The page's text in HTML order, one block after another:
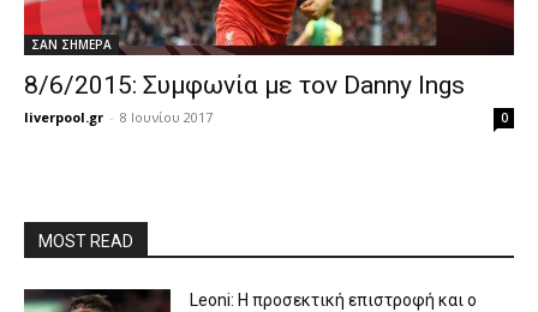
ΣΑΝ ΣΗΜΕΡΑ
8/6/2015: Συμφωνία με τον Danny Ings
liverpool.gr - 8 Ιουνίου 2017 0
MOST READ
Leoni: Η προσεκτική επιστροφή και ο